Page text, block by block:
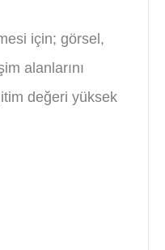
için; görsel,
alanlarını
değeri yüksek